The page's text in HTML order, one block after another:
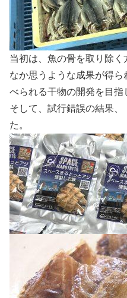
当初は、魚の骨を取り除
なか思うような成果が得
べられる干物の開発を目指
そして、試行錯誤の結果
た。